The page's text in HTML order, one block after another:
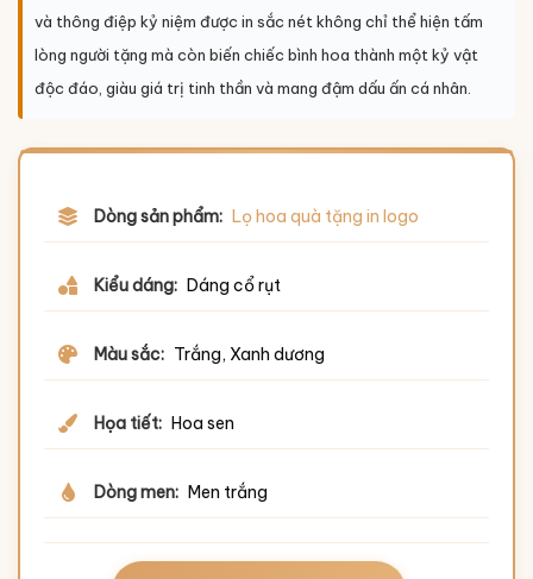
và thông điệp kỷ niệm được in sắc nét không chỉ thể hiện tấm
lòng người tặng mà còn biến chiếc bình hoa thành một kỷ vật
độc đáo, giàu giá trị tinh thần và mang đậm dấu ấn cá nhân.
Dòng sản phẩm: Lọ hoa quà tặng in logo
Kiểu dáng: Dáng cổ rụt
Màu sắc: Trắng, Xanh dương
Họa tiết: Hoa sen
Dòng men: Men trắng